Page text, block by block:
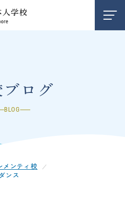
ログ
BLOG
メンティ校
ンス